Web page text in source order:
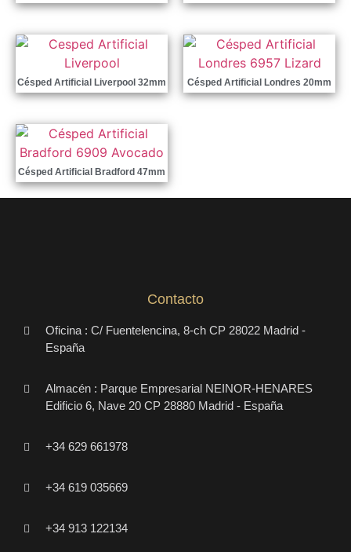
Césped Artificial Liverpool 32mm Césped Artificial Londres 20mm
Césped Artificial Bradford 47mm
Contacto
Oficina : C/ Fuentelencina, 8-ch CP 28022 Madrid -
España
Almacén : Parque Empresarial NEINOR-HENARES
Edificio 6, Nave 20 CP 28880 Madrid - España
+34 629 661978
+34 619 035669
+34 913 122134